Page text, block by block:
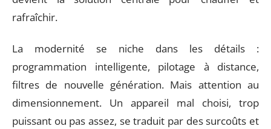
rafraîchir.
La modernité se niche dans les détails :
programmation intelligente, pilotage à distance,
filtres de nouvelle génération. Mais attention au
dimensionnement. Un appareil mal choisi, trop
puissant ou pas assez, se traduit par des surcoûts et